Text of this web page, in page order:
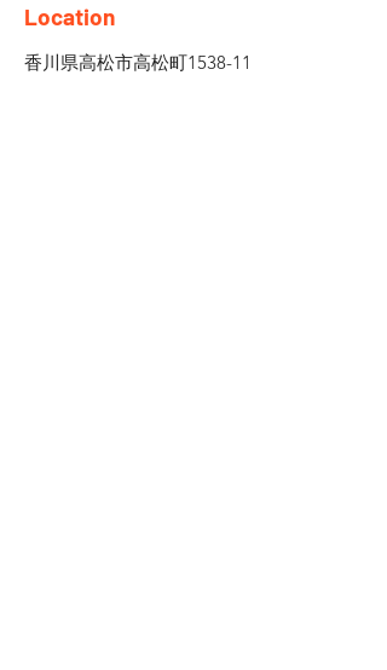
Location
香川県高松市高松町1538-11